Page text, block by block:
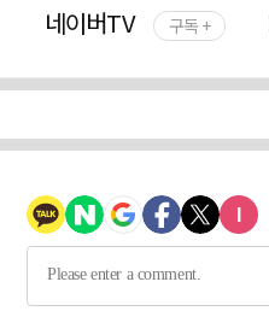
네이버TV 구독 +